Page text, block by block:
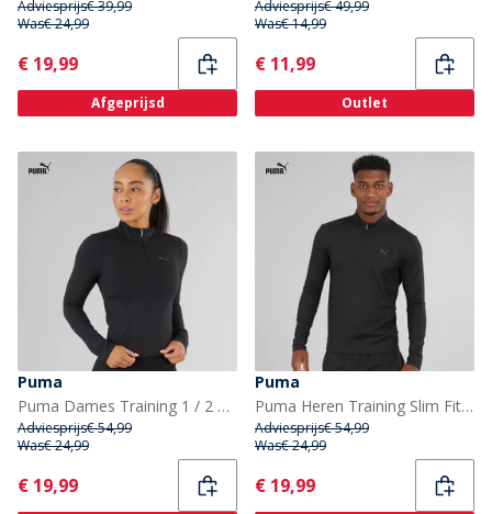
Adviesprijs€ 39,99
Was€ 24,99
Current
€ 19,99
Afgeprijsd
Adviesprijs€ 49,99
Was€ 14,99
Current
€ 11,99
Outlet
Puma
Puma Dames Training 1 / 2 Rits Puma Zwart
Adviesprijs€ 54,99
Was€ 24,99
Current
€ 19,99
Puma
Puma Heren Training Slim Fit 1 / 4 Rits Puma Zwart
Adviesprijs€ 54,99
Was€ 24,99
Current
€ 19,99